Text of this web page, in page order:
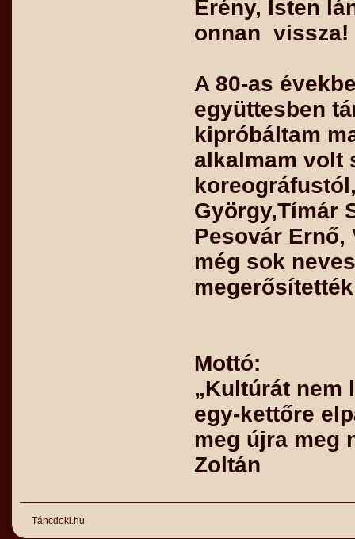
Erény, Isten
onnan vissza!
A 80-as
együttesben
kipróbáltam
alkalmam volt
György,Tímár
Pesovár Ernő,
még sok
Mottó:
„Kultúrát nem
egy-kettőre
meg újra meg
Zoltán
Táncdoki.hu